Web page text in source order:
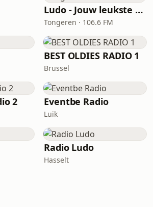
Ludo - Jouw leukste Evergreens
Tongeren · 106.6 FM
BEST OLDIES RADIO 1
Brussel
2 Eventbe Radio
Luik
Radio Ludo
Hasselt